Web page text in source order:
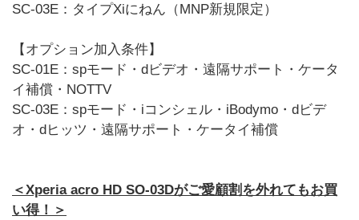
SC-03E：タイプXiにねん（MNP新規限定）
【オプション加入条件】
SC-01E：spモード・dビデオ・遠隔サポート・ケータ
イ補償・NOTTV
SC-03E：spモード・iコンシェル・iBodymo・dビデ
オ・dヒッツ・遠隔サポート・ケータイ補償
＜Xperia acro HD SO-03Dがご愛顧割を外れてもお買
い得！＞